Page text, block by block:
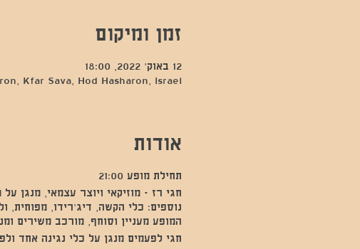
זמן ומיקום
12 באוק׳ 2022, 18:00
Kfar Sava, Hod Hasharon, Israel
אודות
תחילת מופע 21:00
חגי רז - מוזיקאי ויוצר עצמאי, מנגן
נוספים: כלי הקשה, דיג'רידו, מפוחית,
המופע מעניין וסוחף, מורכב משירים
חגי לפעמים מנגן על כלי נגינה אחד